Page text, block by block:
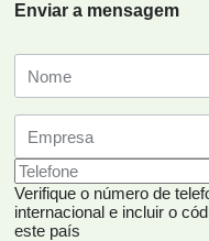
Enviar a mensagem
Verifique o número de
internacional e incluir o
este país